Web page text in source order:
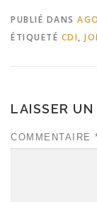
PUBLIÉ DANS
ÉTIQUETÉ CDI,
LAISSER
COMMENTAIRE